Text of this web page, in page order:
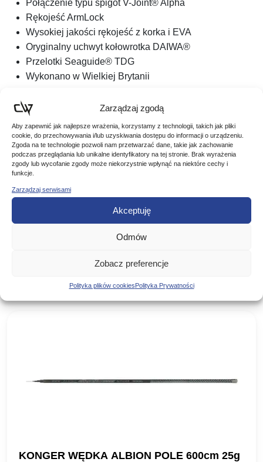
Zarządzaj zgodą
Aby zapewnić jak najlepsze wrażenia, korzystamy z technologii, takich jak pliki
cookie, do przechowywania i/lub uzyskiwania dostępu do informacji o urządzeniu.
Zgoda na te technologie pozwoli nam przetwarzać dane, takie jak zachowanie
podczas przeglądania lub unikalne identyfikatory na tej stronie. Brak wyrażenia
zgody lub wycofanie zgody może niekorzystnie wpłynąć na niektóre cechy i
funkcje.
Zarządzaj serwisami
Akceptuję
Odmów
Zobacz preferencje
Polityka plików cookiesPolityka Prywatności
Połączenie typu spigot V-Joint® Alpha
Rękojeść ArmLock
Wysokiej jakości rękojeść z korka i EVA
Oryginalny uchwyt kołowrotka DAIWA®
Przelotki Seaguide® TDG
Wykonano w Wielkiej Brytanii
Długość:
Ciężar wyrzutu:
Ilość składów:2
Długość transportowa:171cm
Ilość przelotek:15
Waga:
Podobne produkty
KONGER WĘDKA ALBION POLE 600cm 25g